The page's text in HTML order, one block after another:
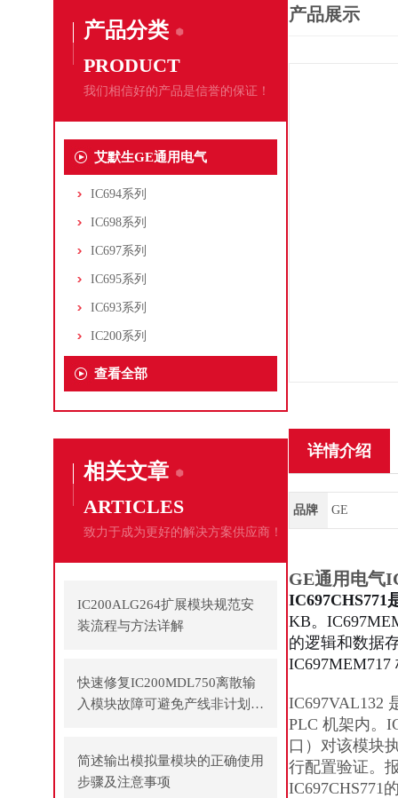
产品分类
PRODUCT
我们相信好的产品是信誉的保证！
艾默生GE通用电气
IC694系列
IC698系列
IC697系列
IC695系列
IC693系列
IC200系列
查看全部
相关文章
ARTICLES
致力于成为更好的解决方案供应商！
IC200ALG264扩展模块规范安
装流程与方法详解
快速修复IC200MDL750离散输
入模块故障可避免产线非计划停
简述输出模拟量模块的正确使用
步骤及注意事项
产品展示
详情介绍
品牌 GE
GE通用电气
IC697CHS771
KB。
的逻辑和数据
IC697VAL132
PLC 机架内。
口）对该模块
行配置验证。
IC697CHS771